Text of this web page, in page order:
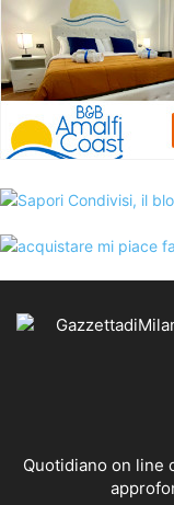
Quotidiano on line